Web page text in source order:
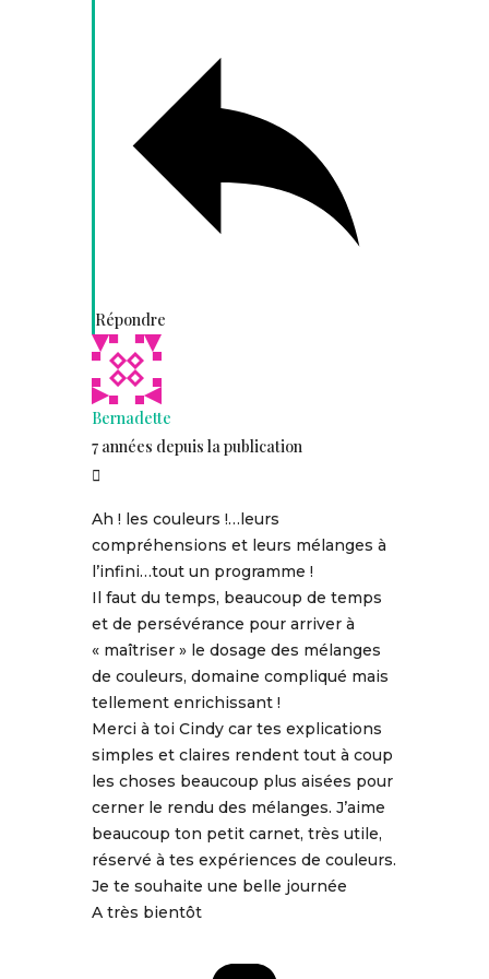
Répondre
Bernadette
7 années depuis la publication
Ah ! les couleurs !…leurs
compréhensions et leurs mélanges à
l’infini…tout un programme !
Il faut du temps, beaucoup de temps
et de persévérance pour arriver à
« maîtriser » le dosage des mélanges
de couleurs, domaine compliqué mais
tellement enrichissant !
Merci à toi Cindy car tes explications
simples et claires rendent tout à coup
les choses beaucoup plus aisées pour
cerner le rendu des mélanges. J’aime
beaucoup ton petit carnet, très utile,
réservé à tes expériences de couleurs.
Je te souhaite une belle journée
A très bientôt